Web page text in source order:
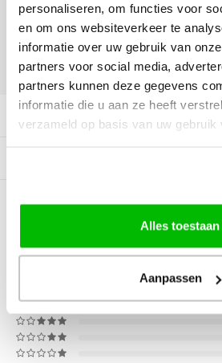
personaliseren, om functies voor
en om ons websiteverkeer te
informatie over uw gebruik van
partners voor social media,
partners kunnen deze gegevens
informatie die u aan ze heeft
verzameld op basis van uw gebruik
Alles toestaan
Aanpassen
Toevoegen
DELEN:
BEOORDELINGEN
0Reviews